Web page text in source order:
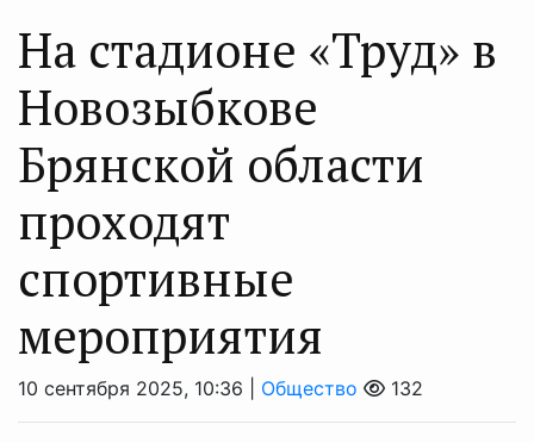
На стадионе «Труд» в
Новозыбкове
Брянской области
проходят
спортивные
мероприятия
10 сентября 2025, 10:36 | Общество 132